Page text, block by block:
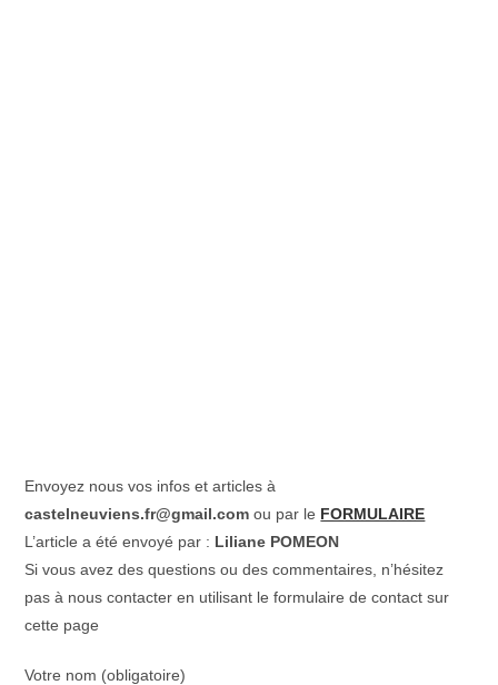
Envoyez nous vos infos et articles à
castelneuviens.fr@gmail.com ou par le FORMULAIRE
L’article a été envoyé par : Liliane POMEON
Si vous avez des questions ou des commentaires, n’hésitez
pas à nous contacter en utilisant le formulaire de contact sur
cette page
Votre nom (obligatoire)